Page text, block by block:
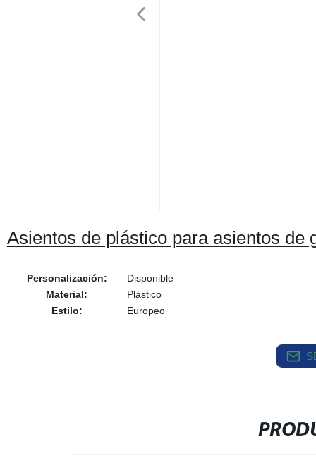
Asientos de plástico para asientos
Personalización:
Disponible
Material:
Plástico
Estilo:
Europeo